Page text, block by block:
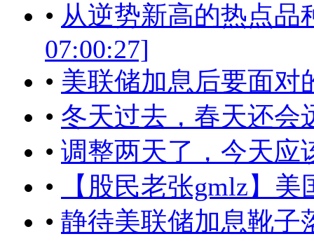
• 从逆势新高的热点品
07:00:27]
• 美联储加息后要面对
• 冬天过去，春天还会
• 调整两天了，今天应
•
【股民老张gmlz】
• 静待美联储加息靴子